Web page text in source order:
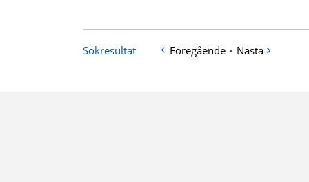
Sökresultat Föregående · Nästa